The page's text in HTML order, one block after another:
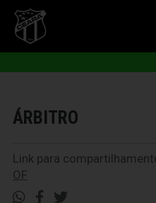
ÁRBITRO
Link para
OF